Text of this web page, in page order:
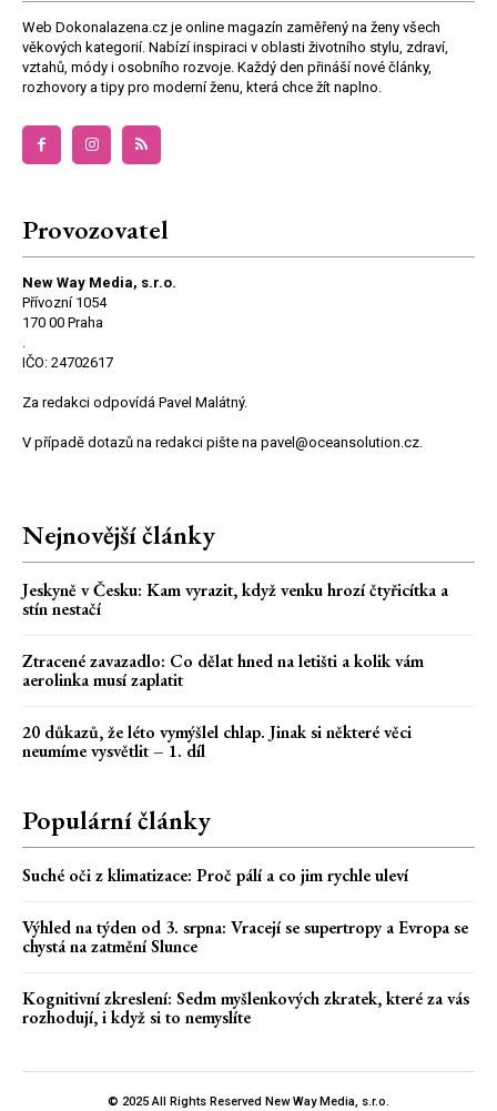
Web Dokonalazena.cz je online magazín zaměřený na ženy všech
věkových kategorií. Nabízí inspiraci v oblasti životního stylu, zdraví,
vztahů, módy i osobního rozvoje. Každý den přináší nové články,
rozhovory a tipy pro moderní ženu, která chce žít naplno.
Provozovatel
New Way Media, s.r.o.
Přívozní 1054
170 00 Praha
.
IČO: 24702617
Za redakci odpovídá Pavel Malátný.
V případě dotazů na redakci pište na pavel@oceansolution.cz.
Nejnovější články
Jeskyně v Česku: Kam vyrazit, když venku hrozí čtyřicítka a
stín nestačí
Ztracené zavazadlo: Co dělat hned na letišti a kolik vám
aerolinka musí zaplatit
20 důkazů, že léto vymýšlel chlap. Jinak si některé věci
neumíme vysvětlit – 1. díl
Populární články
Suché oči z klimatizace: Proč pálí a co jim rychle uleví
Výhled na týden od 3. srpna: Vracejí se supertropy a Evropa se
chystá na zatmění Slunce
Kognitivní zkreslení: Sedm myšlenkových zkratek, které za vás
rozhodují, i když si to nemyslíte
© 2025 All Rights Reserved New Way Media, s.r.o.